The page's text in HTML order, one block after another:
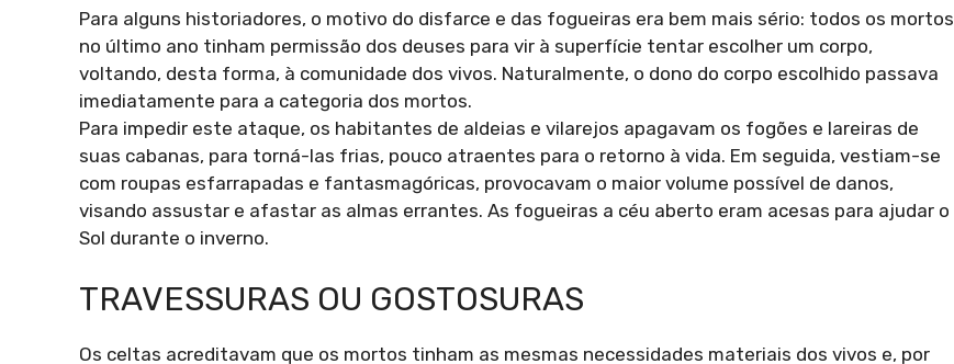
Para alguns historiadores, o motivo do disfarce e das fogueiras era bem mais sério: todos os mortos
no último ano tinham permissão dos deuses para vir à superfície tentar escolher um corpo,
voltando, desta forma, à comunidade dos vivos. Naturalmente, o dono do corpo escolhido passava
imediatamente para a categoria dos mortos.
Para impedir este ataque, os habitantes de aldeias e vilarejos apagavam os fogões e lareiras de
suas cabanas, para torná-las frias, pouco atraentes para o retorno à vida. Em seguida, vestiam-se
com roupas esfarrapadas e fantasmagóricas, provocavam o maior volume possível de danos,
visando assustar e afastar as almas errantes. As fogueiras a céu aberto eram acesas para ajudar o
Sol durante o inverno.
TRAVESSURAS OU GOSTOSURAS
Os celtas acreditavam que os mortos tinham as mesmas necessidades materiais dos vivos e, por